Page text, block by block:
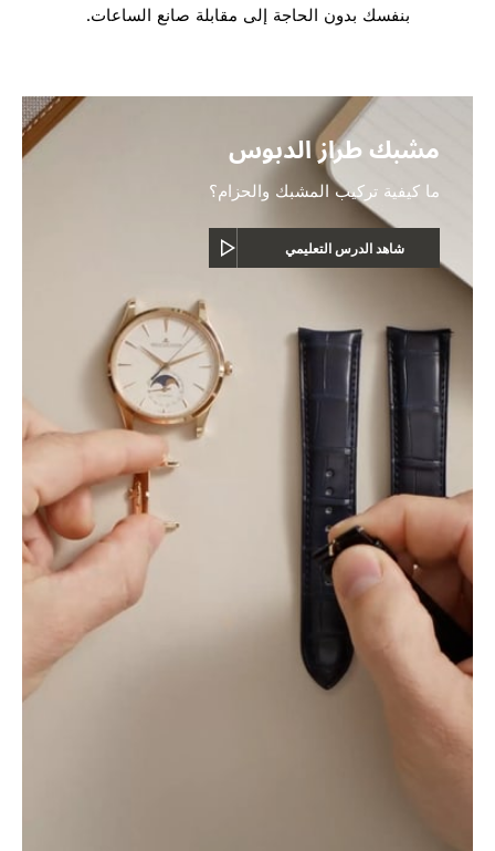
بنفسك بدون الحاجة إلى مقابلة صانع الساعات.
مشبك طراز الدبوس
ما كيفية تركيب المشبك والحزام؟
شاهد الدرس التعليمي